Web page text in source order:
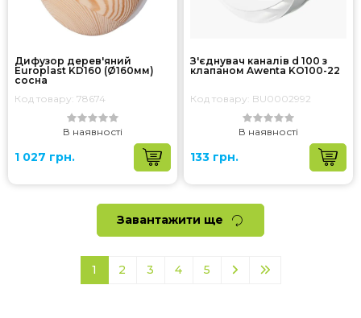
Дифузор дерев'яний
Europlast KD160 (Ø160мм)
сосна
Код товару: 78674
В наявності
1 027 грн.
З'єднувач каналів d 100 з
клапаном Awenta KO100-22
Код товару: BU0002992
В наявності
133 грн.
Завантажити ще
1 2 3 4 5